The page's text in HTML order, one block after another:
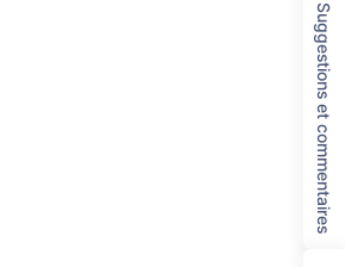
Suggestions et commentaires